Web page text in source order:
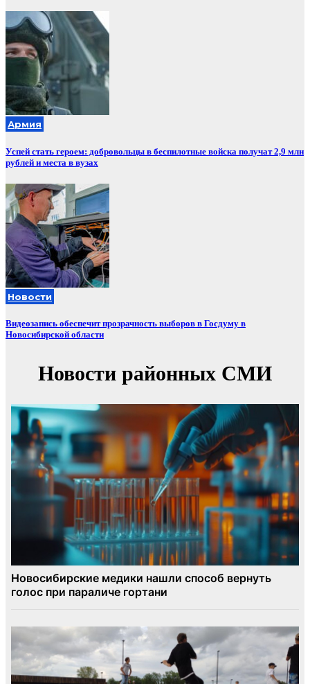
Армия
Успей стать героем: добровольцы в беспилотные войска получат 2,9 млн
рублей и места в вузах
Новости
Видеозапись обеспечит прозрачность выборов в Госдуму в
Новосибирской области